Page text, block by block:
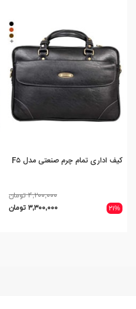
کیف اداری تمام چرم صنعتی مدل F۵
۲۱%
۴,۲۰۰,۰۰۰ تومان
۳,۳۰۰,۰۰۰ تومان